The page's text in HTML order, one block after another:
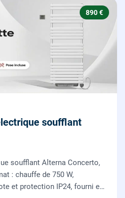
890 €
soufflant
soufflant Alterna Concerto,
: chauffe de 750 W,
et protection IP24, fourni et